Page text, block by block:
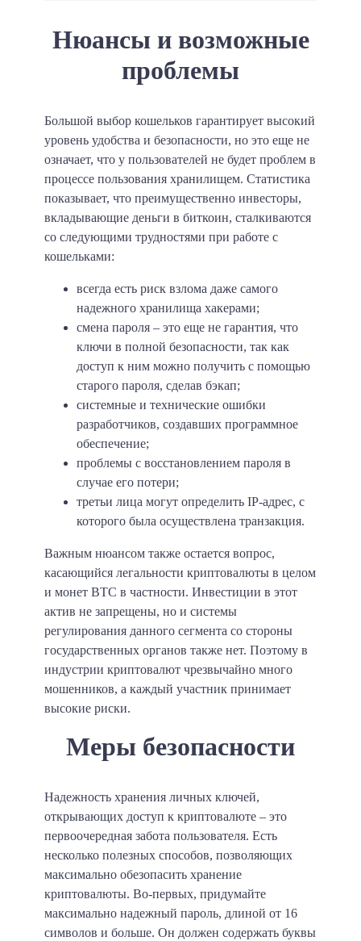
Нюансы и возможные
проблемы
Большой выбор кошельков гарантирует высокий
уровень удобства и безопасности, но это еще не
означает, что у пользователей не будет проблем в
процессе пользования хранилищем. Статистика
показывает, что преимущественно инвесторы,
вкладывающие деньги в биткоин, сталкиваются
со следующими трудностями при работе с
кошельками:
всегда есть риск взлома даже самого
надежного хранилища хакерами;
смена пароля – это еще не гарантия, что
ключи в полной безопасности, так как
доступ к ним можно получить с помощью
старого пароля, сделав бэкап;
системные и технические ошибки
разработчиков, создавших программное
обеспечение;
проблемы с восстановлением пароля в
случае его потери;
третьи лица могут определить IP-адрес, с
которого была осуществлена транзакция.
Важным нюансом также остается вопрос,
касающийся легальности криптовалюты в целом
и монет BTC в частности. Инвестиции в этот
актив не запрещены, но и системы
регулирования данного сегмента со стороны
государственных органов также нет. Поэтому в
индустрии криптовалют чрезвычайно много
мошенников, а каждый участник принимает
высокие риски.
Меры безопасности
Надежность хранения личных ключей,
открывающих доступ к криптовалюте – это
первоочередная забота пользователя. Есть
несколько полезных способов, позволяющих
максимально обезопасить хранение
криптовалюты. Во-первых, придумайте
максимально надежный пароль, длиной от 16
символов и больше. Он должен содержать буквы